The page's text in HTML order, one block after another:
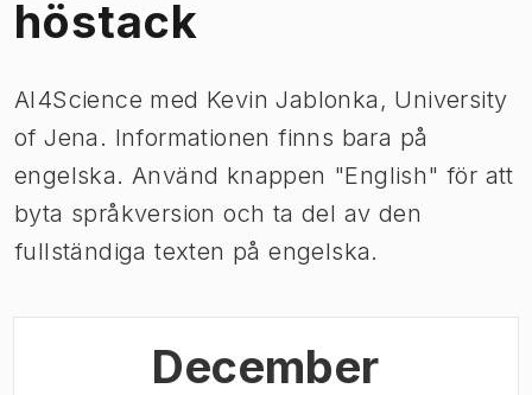
höstack
AI4Science med Kevin Jablonka, University
of Jena. Informationen finns bara på
engelska. Använd knappen "English" för att
byta språkversion och ta del av den
fullständiga texten på engelska.
December